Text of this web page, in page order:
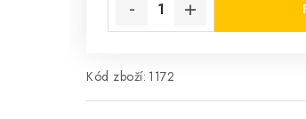
Kód zboží: 1172